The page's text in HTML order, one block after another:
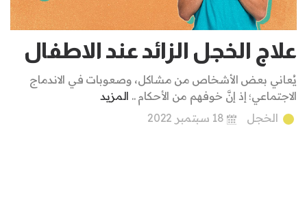
علاج الخجل الزائد عند الاطفال
يُعاني بعض الأشخاص من مشاكل، وصعوبات في الاندماج
الاجتماعي؛ إذ إنَّ خوفهم من الأحكام .. المزيد
الخجل